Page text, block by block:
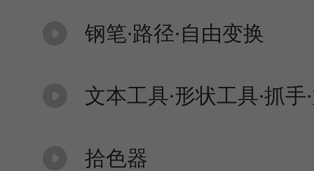
钢笔·路径·自由变换
文本工具·形状工具·抓手
拾色器